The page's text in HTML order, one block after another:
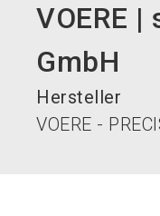
VOERE
GmbH
Hersteller
VOERE -